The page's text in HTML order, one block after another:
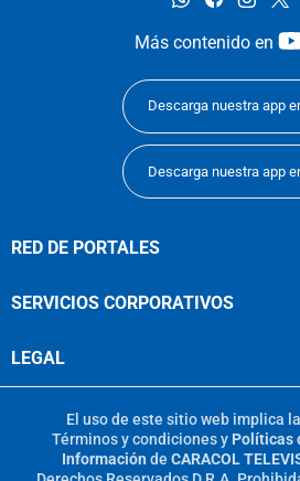
Más contenido en
Descarga nuestra app
Descarga nuestra app
RED DE PORTALES
SERVICIOS CORPORATIVOS
LEGAL
El uso de este sitio web implica
Términos y condicionesy Políticas
Información de CARACOL